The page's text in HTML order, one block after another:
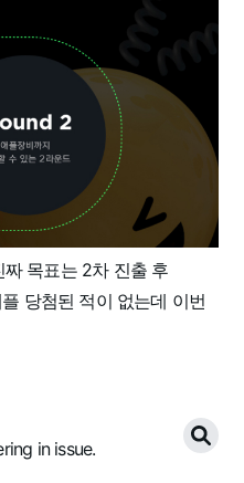
목표는 2차 진출 후
당첨된 적이 없는데 이번
in issue.